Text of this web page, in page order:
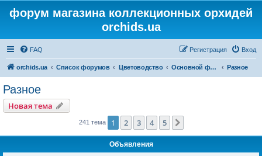
форум магазина коллекционных орхидей
orchids.ua
FAQ Вход
Регистрация
orchids.ua Список форумов Цветоводство Основной форум Разное
Разное
Новая тема
241 тема 1 2 3 4 5
Объявления